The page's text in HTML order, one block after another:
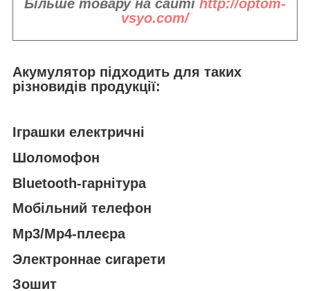
Більше товару на сайті http://optom-
vsyo.com/
Акумулятор підходить для таких
різновидів продукції:
Іграшки електричні
Шоломофон
Bluetooth-гарнітура
Мобільний телефон
Mp3/Mp4-плеєра
Электроннае сигарети
Зошит